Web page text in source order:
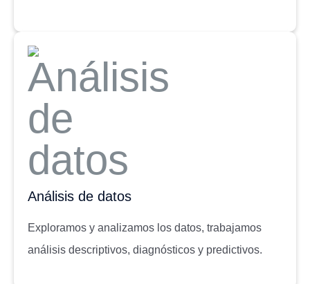
Análisis de datos
Exploramos y analizamos los datos, trabajamos
análisis descriptivos, diagnósticos y predictivos.